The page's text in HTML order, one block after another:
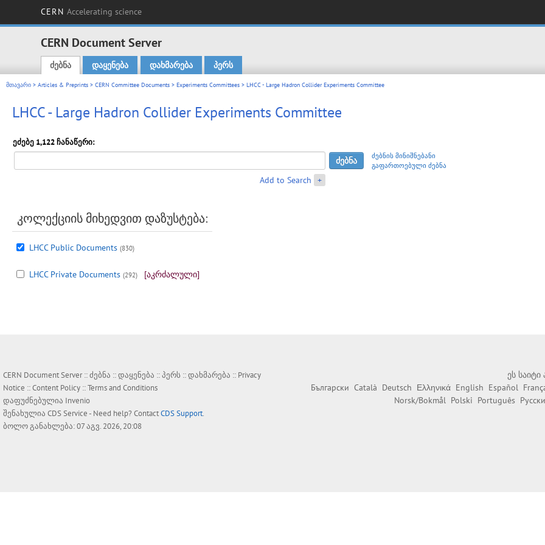
CERN Accelerating science
CERN Document Server
Main menu
ძებნა დაყენება დახმარება პერს
მთავარი > Articles & Preprints > CERN Committee Documents > Experiments Committees > LHCC - Large Hadron Collider Experiments Committee
LHCC - Large Hadron Collider Experiments Committee
ეძებე 1,122 ჩანაწერი:
ძებნის მინიშნებანი
გაფართოებული ძებნა
Add to Search +
კოლექციის მიხედვით დაზუსტება:
LHCC Public Documents (830)
LHCC Private Documents (292) [აკრძალული]
CERN Document Server ::ძებნა ::დაყენება ::პერს ::დახმარება :: Privacy
Notice ::Content Policy ::Terms and Conditions
დაფუძნებულია Invenio
შენახულია CDS Service- Need help? ContactCDS Support.
ბოლო განახლება: 07 აგვ. 2026, 20:08
ეს საიტი
Български Català Deutsch Ελληνικά English Español
Norsk/Bokmål Polski Português